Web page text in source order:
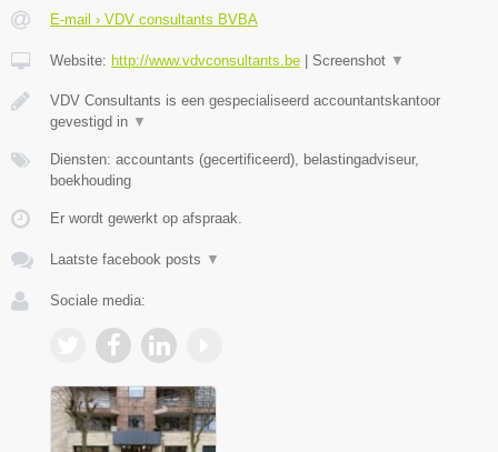
E-mail › VDV consultants BVBA
Website: http://www.vdvconsultants.be | Screenshot ▼
VDV Consultants is een gespecialiseerd accountantskantoor
gevestigd in ▼
Diensten: accountants (gecertificeerd), belastingadviseur,
boekhouding
Er wordt gewerkt op afspraak.
Laatste facebook posts ▼
Sociale media: